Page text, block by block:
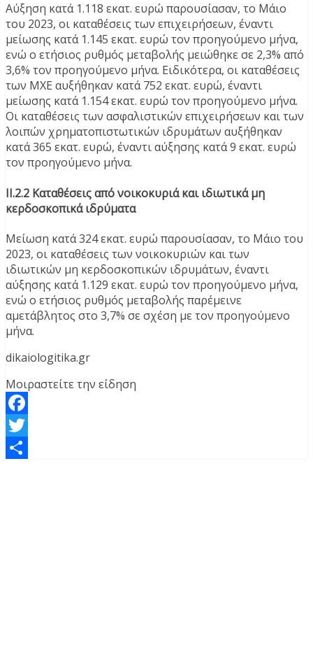
Αύξηση κατά 1.118 εκατ. ευρώ παρουσίασαν, το Μάιο
του 2023, οι καταθέσεις των επιχειρήσεων, έναντι
μείωσης κατά 1.145 εκατ. ευρώ τον προηγούμενο μήνα,
ενώ ο ετήσιος ρυθμός μεταβολής μειώθηκε σε 2,3% από
3,6% τον προηγούμενο μήνα. Ειδικότερα, οι καταθέσεις
των MXE αυξήθηκαν κατά 752 εκατ. ευρώ, έναντι
μείωσης κατά 1.154 εκατ. ευρώ τον προηγούμενο μήνα.
Οι καταθέσεις των ασφαλιστικών επιχειρήσεων και των
λοιπών χρηματοπιστωτικών ιδρυμάτων αυξήθηκαν
κατά 365 εκατ. ευρώ, έναντι αύξησης κατά 9 εκατ. ευρώ
τον προηγούμενο μήνα.
ΙΙ.2.2 Καταθέσεις από νοικοκυριά και ιδιωτικά μη
κερδοσκοπικά ιδρύματα
Μείωση κατά 324 εκατ. ευρώ παρουσίασαν, το Μάιο του
2023, οι καταθέσεις των νοικοκυριών και των
ιδιωτικών μη κερδοσκοπικών ιδρυμάτων, έναντι
αύξησης κατά 1.129 εκατ. ευρώ τον προηγούμενο μήνα,
ενώ ο ετήσιος ρυθμός μεταβολής παρέμεινε
αμετάβλητος στο 3,7% σε σχέση με τον προηγούμενο
μήνα.
dikaiologitika.gr
Μοιραστείτε την είδηση
Facebook
Twitter